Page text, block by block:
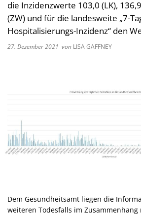
Kultur im Landkreis
Öffnungszeiten
die Inzidenzwerte 103,0 (LK),
(ZW) und für die landesweite „7-
Hospitalisierungs-Inzidenz“ den
27. Dezember 2021 von LISA GAFFNEY
Dem Gesundheitsamt liegen die
weiteren Todesfalls im Zusammenhang